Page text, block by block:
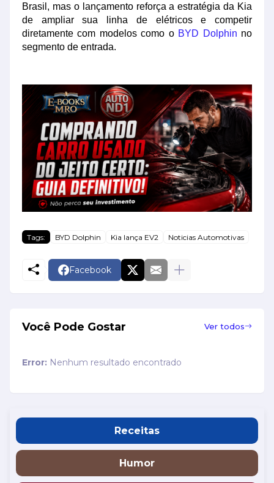
Brasil, mas o lançamento reforça a estratégia da Kia
de ampliar sua linha de elétricos e competir
diretamente com modelos como o BYD Dolphin no
segmento de entrada.
Tags: BYD Dolphin Kia lança EV2 Noticias Automotivas
Facebook
Você Pode Gostar Ver todos
Error: Nenhum resultado encontrado
Receitas
Humor